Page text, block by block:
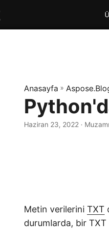
Anasayfa »
Haziran 23, 2022 ·
Metin verilerini TXT
durumlarda, bir TXT